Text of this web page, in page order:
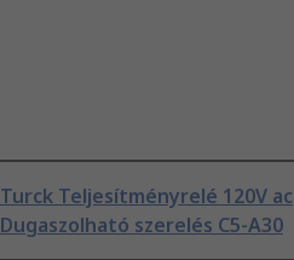
Turck Teljesítményrelé 120V ac
Dugaszolható szerelés C5-A30